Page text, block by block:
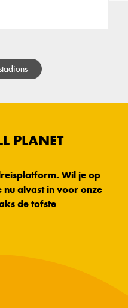
PLANET
Wil je op
nu alvast in voor onze
de tofste